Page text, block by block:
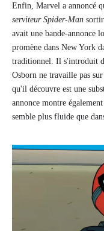
Enfin, Marvel a annoncé
serviteur Spider-Man
avait une bande-annonce
promène dans New York
traditionnel. Il s'introduit
Osborn ne travaille pas
qu'il découvre est une
annonce montre
semble plus fluide que